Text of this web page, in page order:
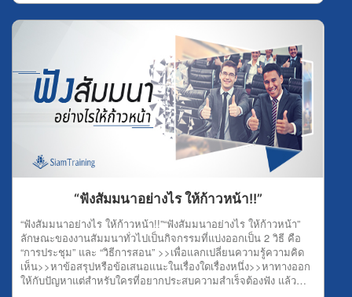
ก็จะถูกสวมวิญาณนักคิดเอง 3.ไม่ลอกผลงานใครนักคิดที่ดี ห้ามลอก
ผลงานใคร เพราะนักคิดต้องรู้จักสร้างสรรค์งานด้วยตัวเอง จะได้
ประสบความสำเร็จอย่างน่าภาคภูมิใจ ที่สำคัญส่งผลให้คนอื่นเชิดชู
คุณจากใจจริงอีกด้วย 4.หาจินตนาการจินตนาการ คือ หนทางนำไป
สู่ความสำเร็จ ดังนั้น วิธีสร้างจินตนาการง่ายๆ เลยคุณต้องลองวาดฝัน
ว่า คุณอยากทำอะไร ต้องการประสบความสำเร็จด้านไหน แล้วตัวเอง
มีความถนัดเรื่องอะไร โดยต้องนำทั้งหมดมารวมกันเพื่อสร้าง
จินตนาการนั้นออกมา แล้วคุณก็จะเห็นลู่ทางในการลงมือทำ
เอง 5.ออกค้นหาการออกค้นหาสามารถให้อะไรคุณได้มากเลยที
เดียว ทั้งความรู้ แนวคิดใหม่ๆ จินตนาการ ความสร้างสรรค์ และอีก
มากมาย ดังนั้น การออกค้นหาสิ่งที่ตัวเองต้องการบนโลกกว้างก็ช่วย
ได้เยอะเช่นกัน 6.ลงมือทำการลงมือทำทั้งๆ ที่ตัวเองยังไม่มีความรู้ ก็
ไม่ใช่เรื่องแปลก หรือเรื่องน่าอาย เพราะการลงมือทำนี่แหละช่วยให้
คุณค้นพบความคิดใหม่ๆ แนวทางใหม่ ที่สำคัญอาจทำให้คุณมร
ประสบการณ์สร้างความสำเร็จได้โดยเร็วอีกด้วย 7.หาเวลาว่างให้ตัว
เองการมีเวลาว่างเพื่อคิดอะไรบ้างอย่างในสถานที่ที่เงียบสงบ สะดวก
ต่อการคิดทบทวนเรื่องต่างๆ ก็สามารถช่วยให้ความคิดไหลลื่น และ
แตกฉานได้โดยง่าย ดังนั้น ลองหาเวลาว่าง และสถานที่สงบๆ คิด
หาความก้าวหน้าดู แล้วคุณจะพบจุดจบแห่งความสำเร็จอย่าง
แน่นอน 8.อ่านให้เยอะการอ่านให้เยอะๆ คือ การศึกษาความรู้จาก
ตำรา หรือแหล่งความรู้ทั่วไป ซึ่งการที่คุณมีความรู้ มักจะช่วยให้คุณ
“ฟังสัมมนาอย่างไร ให้ก้าวหน้า!!”
“ฟังสัมมนาอย่างไร ให้ก้าวหน้า!!”“ฟังสัมมนาอย่างไร ให้ก้าวหน้า”
ลักษณะของงานสัมมนาทั่วไปเป็นกิจกรรมที่แบ่งออกเป็น 2 วิธี คือ
“การประชุม” และ “วิธีการสอน” >>เพื่อแลกเปลี่ยนความรู้ความคิด
เห็น>>หาข้อสรุปหรือข้อเสนอแนะในเรื่องใดเรื่องหนึ่ง>>หาทางออก
ให้กับปัญหาแต่สำหรับใครที่อยากประสบความสำเร็จต้องฟัง แล้ว